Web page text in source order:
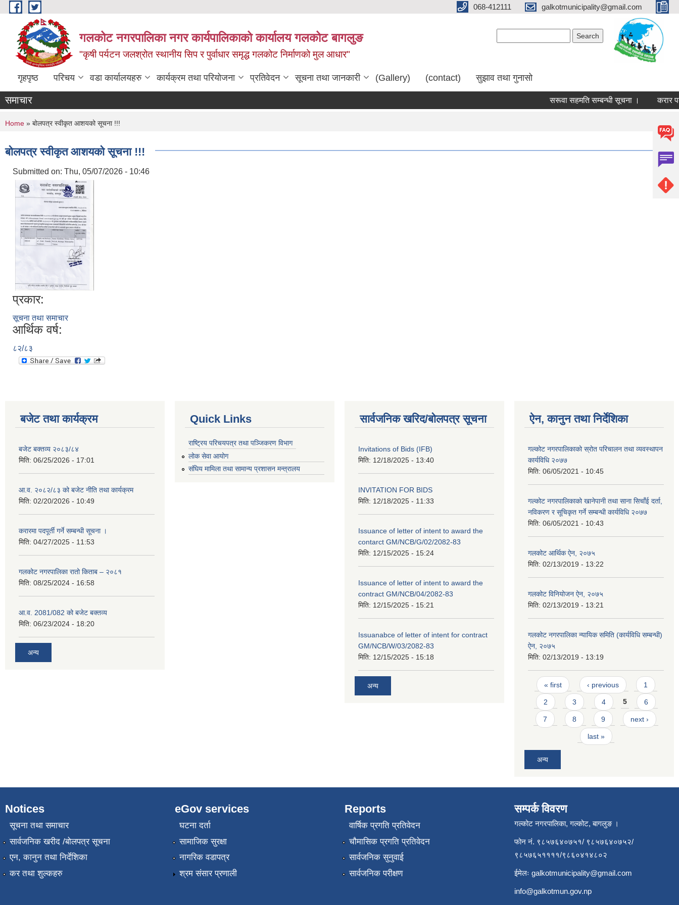
Skip to main content 068-412111 galkotmunicipality@gmail.com
गलकोट नगरपालिका नगर कार्यपालिकाको कार्यालय गलकोट बागलुङ
"कृषी पर्यटन जलश्रोत स्थानीय सिप र पुर्वाधार समृद्ध गलकोट निर्माणको मुल आधार"
गृहपृष्ठ परिचय वडा कार्यालयहरु कार्यक्रम तथा परियोजना प्रतिवेदन सूचना तथा जानकारी (Gallery) (contact) सुझाव तथा गुनासो
समाचार सरूवा सहमति सम्बन्धी सूचना । करार
You are here
Home » बोलपत्र स्वीकृत आशयको सूचना !!!
बोलपत्र स्वीकृत आशयको सूचना !!!
Submitted on: Thu, 05/07/2026 - 10:46
प्रकार:
सूचना तथा समाचार
आर्थिक वर्ष:
८२/८३
बजेट तथा कार्यक्रम
बजेट बक्तव्य २०८३/८४
मिति: 06/25/2026 - 17:01
आ.व. २०८२/८३ को बजेट नीति तथा कार्यक्रम
मिति: 02/20/2026 - 10:49
करारमा पदपूर्ती गर्ने सम्बन्धी सूचना ।
मिति: 04/27/2025 - 11:53
गलकोट नगरपालिका रातो किताब – २०८१
मिति: 08/25/2024 - 16:58
आ.व. 2081/082 को बजेट बक्तव्य
मिति: 06/23/2024 - 18:20
अन्य
Quick Links
राष्ट्रिय परिचयपत्र तथा पञ्जिकरण विभाग
लोक सेवा आयोग
संघिय मामिला तथा सामान्य प्रशासन मन्त्रालय
सार्वजनिक खरिद/बोलपत्र सूचना
Invitations of Bids (IFB)
मिति: 12/18/2025 - 13:40
INVITATION FOR BIDS
मिति: 12/18/2025 - 11:33
Issuance of letter of intent to award the
contarct GM/NCB/G/02/2082-83
मिति: 12/15/2025 - 15:24
Issuance of letter of intent to award the
contract GM/NCB/04/2082-83
मिति: 12/15/2025 - 15:21
Issuanabce of letter of intent for contract
GM/NCB/W/03/2082-83
मिति: 12/15/2025 - 15:18
अन्य
ऐन, कानुन तथा निर्देशिका
गल्कोट नगरपालिकाको स्रोत परिचालन तथा व्यवस्थापन
कार्यविधि २०७७
मिति: 06/05/2021 - 10:45
गल्कोट नगरपालिकाको खानेपानी तथा साना सिचाँई दर्ता,
नविकरण र सूचिकृत गर्ने सम्बन्धी कार्यविधि २०७७
मिति: 06/05/2021 - 10:43
गलकोट आर्थिक ऐन, २०७५
मिति: 02/13/2019 - 13:22
गलकोट विनियोजन ऐन, २०७५
मिति: 02/13/2019 - 13:21
गलकोट नगरपालिका न्यायिक समिति (कार्यविधि सम्बन्धी)
ऐन, २०७५
मिति: 02/13/2019 - 13:19
Pages
« first ‹ previous 1
2 3 4 5 6
7 8 9 next ›
last »
अन्य
Notices
सूचना तथा समाचार
सार्वजनिक खरीद /बोलपत्र सूचना
एन, कानुन तथा निर्देशिका
कर तथा शुल्कहरु
eGov services
घटना दर्ता
सामाजिक सुरक्षा
नागरिक वडापत्र
श्रम संसार प्रणाली
Reports
वार्षिक प्रगति प्रतिवेदन
चौमासिक प्रगति प्रतिवेदन
सार्वजनिक सुनुवाई
सार्वजनिक परीक्षण
सम्पर्क विवरण
गल्कोट नगरपालिका, गल्कोट, बागलुङ ।
फोन नं. ९८५७६४०७५१/ ९८५७६४०७५२/
९८५७६५११११/९८६०४१४८०२
ईमेलः galkotmunicipality@gmail.com
info@galkotmun.gov.np